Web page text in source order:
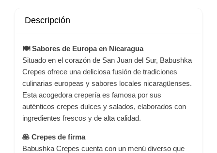
Descripción
🍽️ Sabores de Europa en Nicaragua
Situado en el corazón de San Juan del Sur, Babushka
Crepes ofrece una deliciosa fusión de tradiciones
culinarias europeas y sabores locales nicaragüenses.
Esta acogedora crepería es famosa por sus
auténticos crepes dulces y salados, elaborados con
ingredientes frescos y de alta calidad.
🥞 Crepes de firma
Babushka Crepes cuenta con un menú diverso que